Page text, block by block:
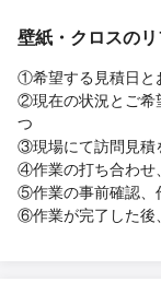
壁紙・クロスの
①希望する見積日と
②現在の状況とご希
つ
③現場にて訪問見積
④作業の打ち合わせ
⑤作業の事前確認、
⑥作業が完了した後